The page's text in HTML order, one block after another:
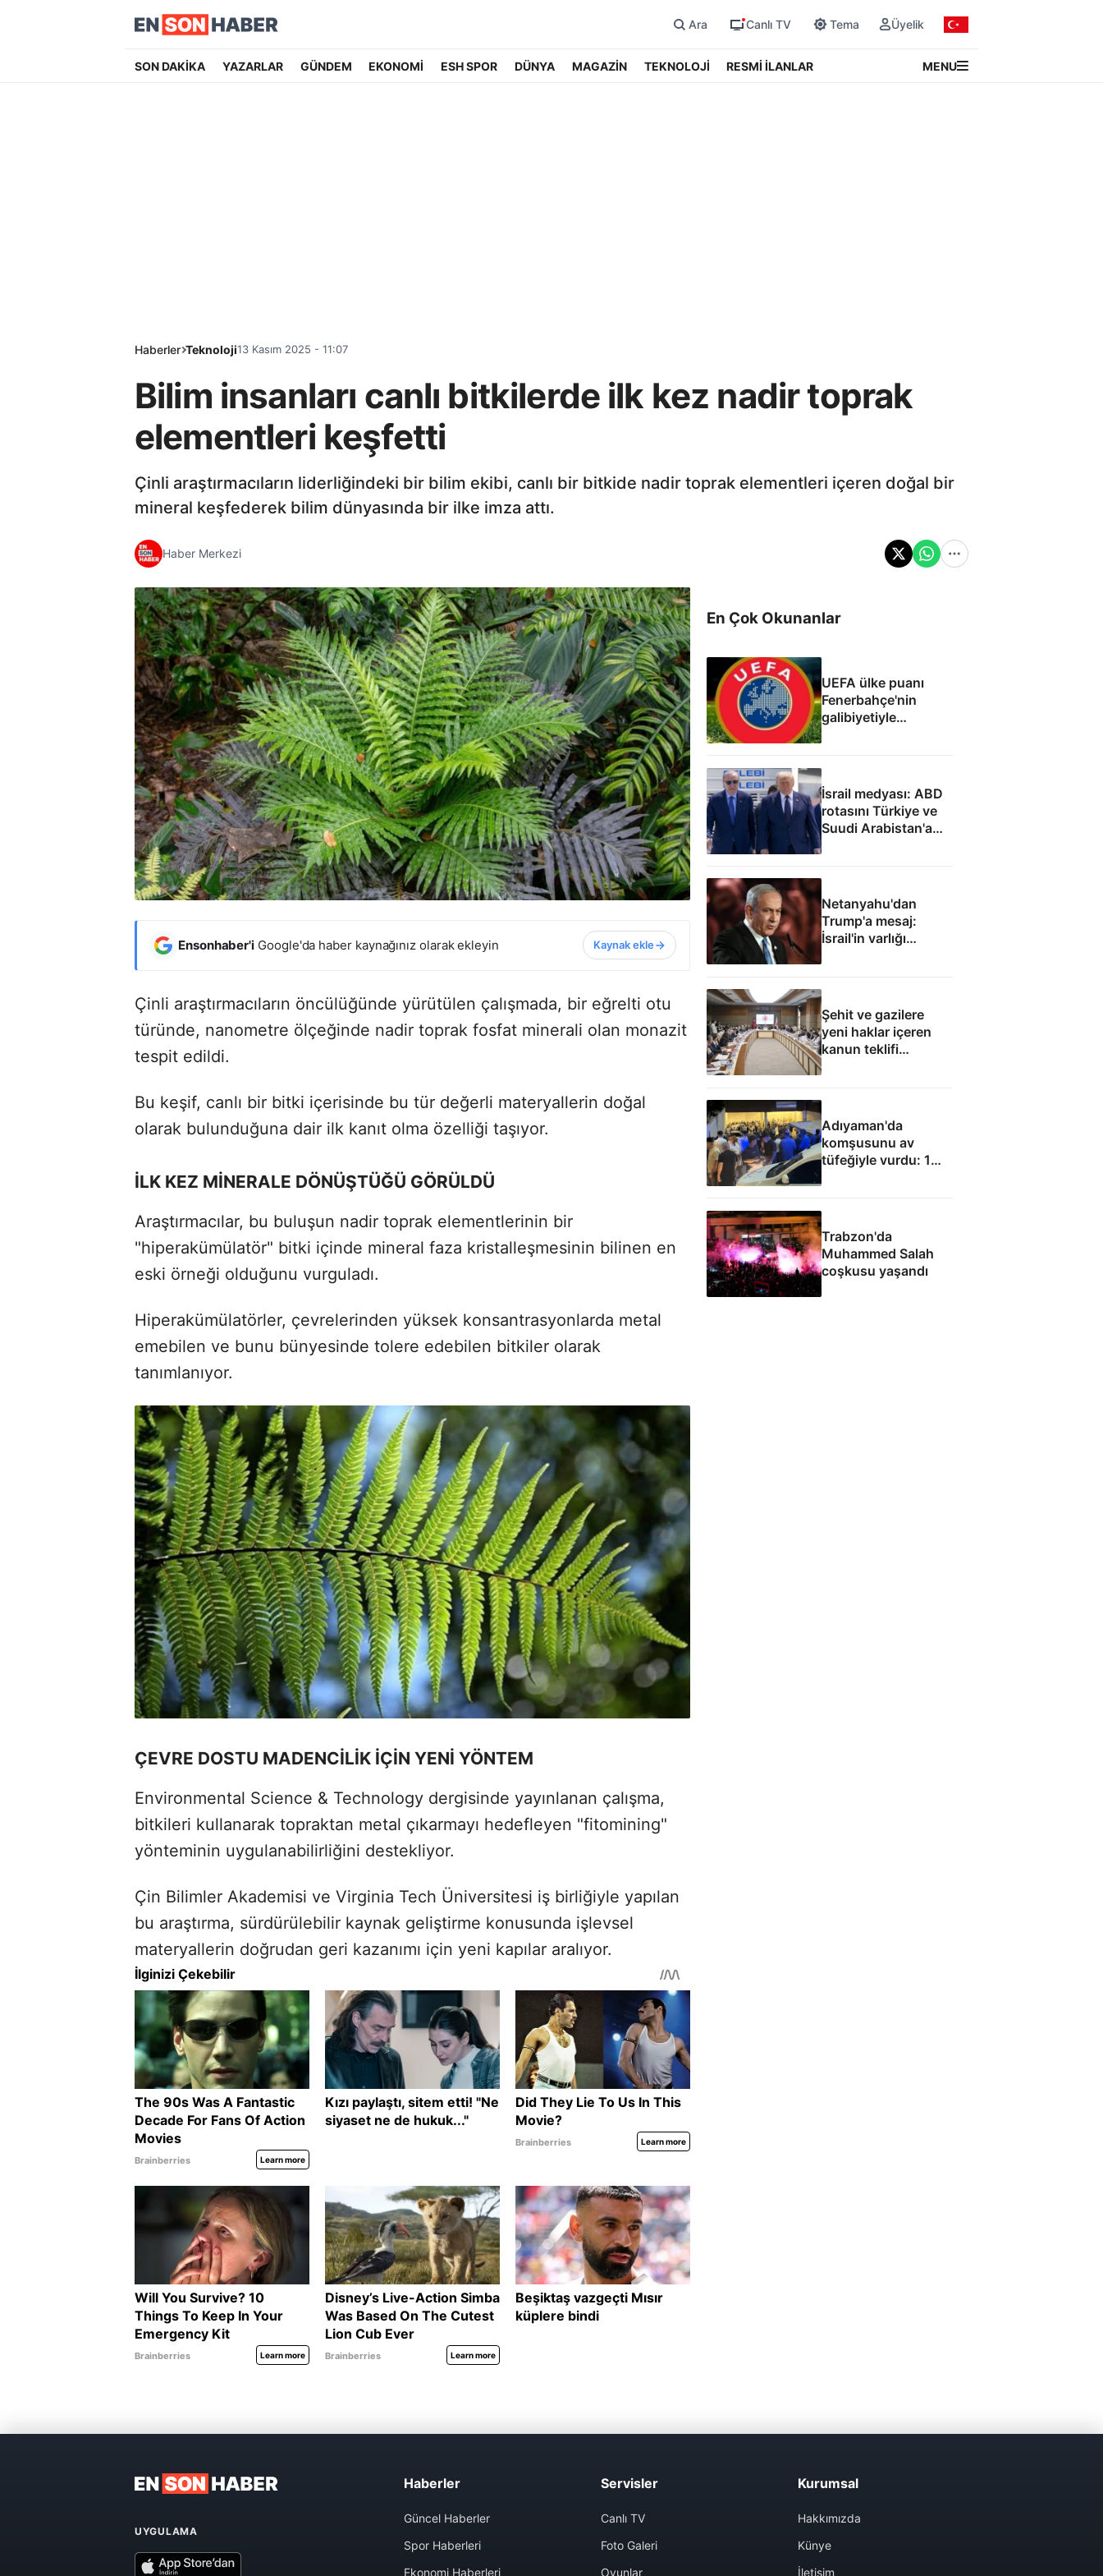
Ara Canlı TV Tema Üyelik
SON DAKİKA YAZARLAR GÜNDEM EKONOMİ ESH SPOR DÜNYA MAGAZİN TEKNOLOJİ RESMİ İLANLAR MENU
Haberler Teknoloji13 Kasım 2025 - 11:07
Bilim insanları canlı bitkilerde ilk kez nadir toprak
elementleri keşfetti
Çinli araştırmacıların liderliğindeki bir bilim ekibi, canlı bir bitkide nadir toprak elementleri içeren doğal bir
mineral keşfederek bilim dünyasında bir ilke imza attı.
Haber Merkezi
Ensonhaber'i Google'da haber kaynağınız olarak ekleyin Kaynak ekle
Çinli araştırmacıların öncülüğünde yürütülen çalışmada, bir eğrelti otu
türünde, nanometre ölçeğinde nadir toprak fosfat minerali olan monazit
tespit edildi.
Bu keşif, canlı bir bitki içerisinde bu tür değerli materyallerin doğal
olarak bulunduğuna dair ilk kanıt olma özelliği taşıyor.
İLK KEZ MİNERALE DÖNÜŞTÜĞÜ GÖRÜLDÜ
Araştırmacılar, bu buluşun nadir toprak elementlerinin bir
"hiperakümülatör" bitki içinde mineral faza kristalleşmesinin bilinen en
eski örneği olduğunu vurguladı.
Hiperakümülatörler, çevrelerinden yüksek konsantrasyonlarda metal
emebilen ve bunu bünyesinde tolere edebilen bitkiler olarak
tanımlanıyor.
ÇEVRE DOSTU MADENCİLİK İÇİN YENİ YÖNTEM
Environmental Science & Technology dergisinde yayınlanan çalışma,
bitkileri kullanarak topraktan metal çıkarmayı hedefleyen "fitomining"
yönteminin uygulanabilirliğini destekliyor.
Çin Bilimler Akademisi ve Virginia Tech Üniversitesi iş birliğiyle yapılan
bu araştırma, sürdürülebilir kaynak geliştirme konusunda işlevsel
materyallerin doğrudan geri kazanımı için yeni kapılar aralıyor.
En Çok Okunanlar
UEFA ülke puanı
Fenerbahçe'nin
galibiyetiyle
güncellendi
İsrail medyası: ABD
rotasını Türkiye ve
Suudi Arabistan'a
çevirdi
Netanyahu'dan
Trump'a mesaj:
İsrail'in varlığı
Şehit ve gazilere
yeni haklar içeren
kanun teklifi
komisyondan geçti
Adıyaman'da
komşusunu av
tüfeğiyle vurdu: 1
Trabzon'da
Muhammed Salah
coşkusu yaşandı
UYGULAMA
Haberler
Güncel Haberler
Spor Haberleri
Ekonomi Haberleri
Servisler
Canlı TV
Foto Galeri
Oyunlar
Kurumsal
Hakkımızda
Künye
İletişim